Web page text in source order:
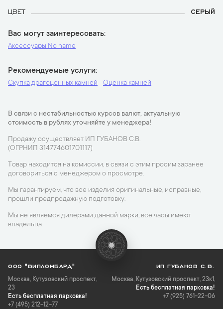
ЦВЕТ
СЕРЫЙ
Вас могут заинтересовать
Аксессуары No name
Рекомендуемые услуги
Скупка драгоценных камней Оценка камней
В связи с нестабильностью курсов валют, актуальную
стоимость в рублях уточняйте у менеджера!
Продажу осуществляет ИП ГУБАНОВ С.В.
(ОГРНИП 314774601701117)
Товар находится на комиссии, в связи с этим просим заранее
договориться с менеджером о просмотре.
Мы гарантируем, что все изделия оригинальные, исправные,
прошли предпродажную подготовку.
Мы не являемся дилерами данной марки, все часы имеют
владельца.
ООО "ВИПЛОМБАРД"
Москва, Кутузовский проспект,
23
Есть бесплатная парковка!
+7 (495) 212-12-77
ИП ГУБАНОВ С.В.
Москва, Кутузовский проспект, 23к1,
Есть бесплатная парковка!
+7 (925) 761-22-06